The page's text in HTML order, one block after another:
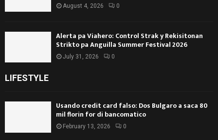
August 4, 2026 0
Alerta pa Viahero: Control Strak y Rekisitonan
Strikto pa Anguilla Summer Festival 2026
July 31, 2026 0
LIFESTYLE
Usando credit card falso: Dos Bulgaro a saca 80
mil florin for di bancomatico
February 13, 2026 0